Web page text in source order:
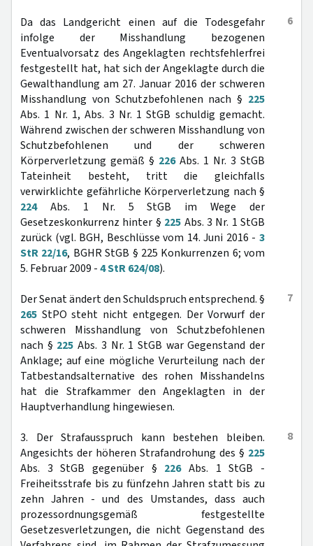
6
Da das Landgericht einen auf die Todesgefahr
infolge der Misshandlung bezogenen
Eventualvorsatz des Angeklagten rechtsfehlerfrei
festgestellt hat, hat sich der Angeklagte durch die
Gewalthandlung am 27. Januar 2016 der schweren
Misshandlung von Schutzbefohlenen nach § 225
Abs. 1 Nr. 1, Abs. 3 Nr. 1 StGB schuldig gemacht.
Während zwischen der schweren Misshandlung von
Schutzbefohlenen und der schweren
Körperverletzung gemäß § 226Abs. 1 Nr. 3 StGB
Tateinheit besteht, tritt die gleichfalls
verwirklichte gefährliche Körperverletzung nach §
224Abs. 1 Nr. 5 StGB im Wege der
Gesetzeskonkurrenz hinter § 225 Abs. 3 Nr. 1 StGB
zurück (vgl. BGH, Beschlüsse vom 14. Juni 2016 - 3
StR 22/16, BGHR StGB § 225 Konkurrenzen 6; vom
5. Februar 2009 -4 StR 624/08).
7
Der Senat ändert den Schuldspruch entsprechend. §
265 StPO steht nicht entgegen. Der Vorwurf der
schweren Misshandlung von Schutzbefohlenen
nach § 225 Abs. 3 Nr. 1 StGB war Gegenstand der
Anklage; auf eine mögliche Verurteilung nach der
Tatbestandsalternative des rohen Misshandelns
hat die Strafkammer den Angeklagten in der
Hauptverhandlung hingewiesen.
8
3. Der Strafausspruch kann bestehen bleiben.
Angesichts der höheren Strafandrohung des § 225
Abs. 3 StGB gegenüber § 226Abs. 1 StGB -
Freiheitsstrafe bis zu fünfzehn Jahren statt bis zu
zehn Jahren - und des Umstandes, dass auch
prozessordnungsgemäß festgestellte
Gesetzesverletzungen, die nicht Gegenstand des